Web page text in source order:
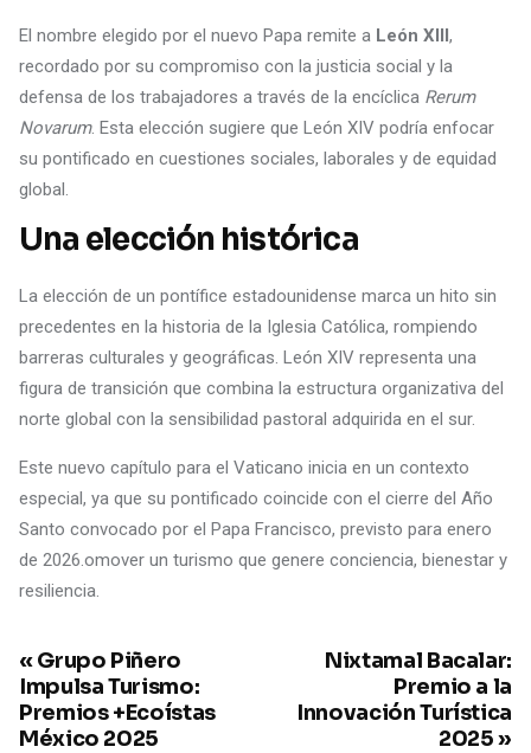
El nombre elegido por el nuevo Papa remite a León XIII,
recordado por su compromiso con la justicia social y la
defensa de los trabajadores a través de la encíclica Rerum
Novarum. Esta elección sugiere que León XIV podría enfocar
su pontificado en cuestiones sociales, laborales y de equidad
global.
Una elección histórica
La elección de un pontífice estadounidense marca un hito sin
precedentes en la historia de la Iglesia Católica, rompiendo
barreras culturales y geográficas. León XIV representa una
figura de transición que combina la estructura organizativa del
norte global con la sensibilidad pastoral adquirida en el sur.
Este nuevo capítulo para el Vaticano inicia en un contexto
especial, ya que su pontificado coincide con el cierre del Año
Santo convocado por el Papa Francisco, previsto para enero
de 2026.omover un turismo que genere conciencia, bienestar y
resiliencia.
Nixtamal Bacalar:
Premio a la
Innovación Turística
2025 »
« Grupo Piñero
Impulsa Turismo:
Premios +Ecoístas
México 2025